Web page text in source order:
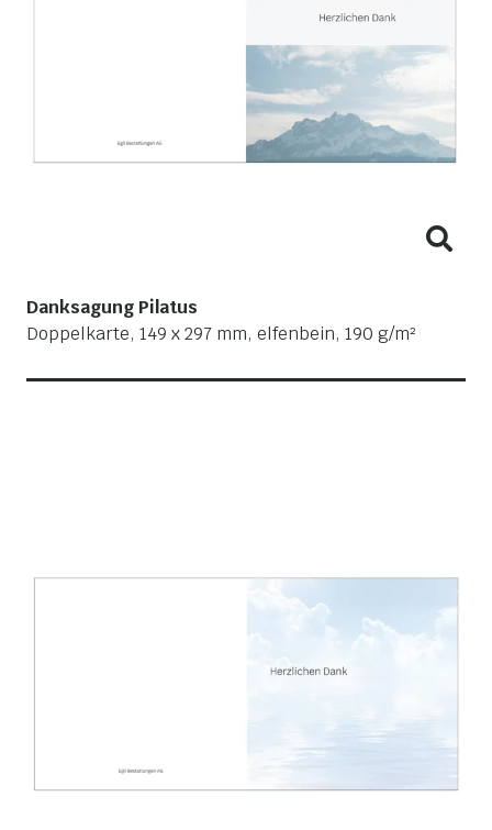
Danksagung Pilatus
Doppelkarte, 149 x 297 mm, elfenbein, 190 g/m²